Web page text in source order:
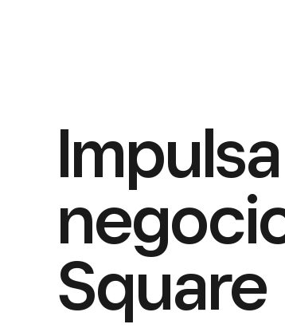
Square